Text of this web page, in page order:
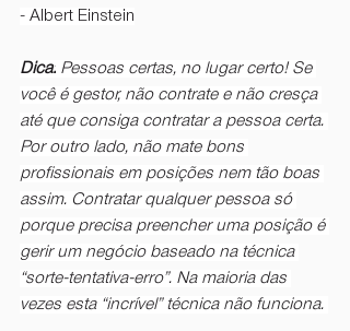
- Albert Einstein
Dica: Pessoas certas, no lugar certo! Se
você é gestor, não contrate e não cresça
até que consiga contratar a pessoa certa.
Por outro lado, não mate bons
profissionais em posições nem tão boas
assim. Contratar qualquer pessoa só
porque precisa preencher uma posição é
gerir um negócio baseado na técnica
“sorte-tentativa-erro”. Na maioria das
vezes esta “incrível” técnica não funciona.